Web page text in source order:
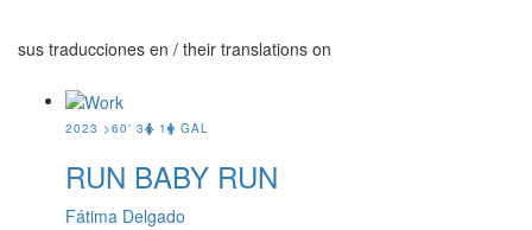
sus traducciones en / their translations on
2023 >60' 3 1 GAL
RUN BABY RUN
Fátima Delgado